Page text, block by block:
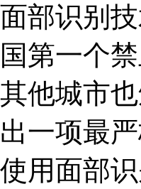
面部识别技
国第一个
其他城市
出一项最
使用面部